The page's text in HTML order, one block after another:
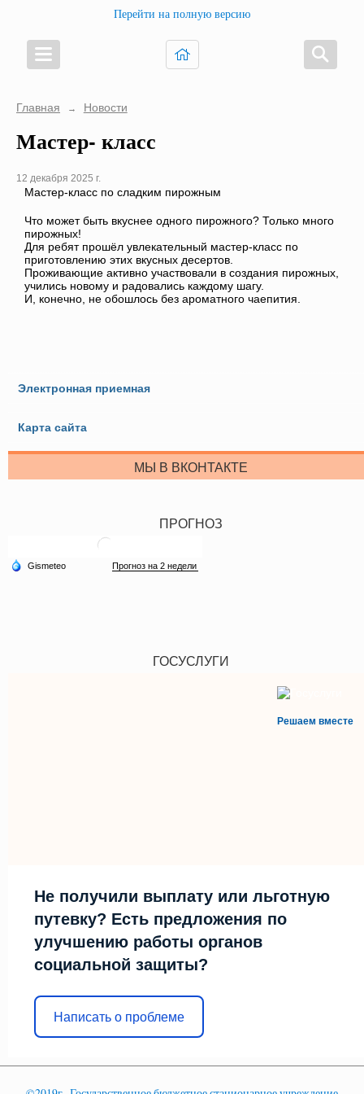
Перейти на полную версию
Главная → Новости
Мастер- класс
12 декабря 2025 г.
Мастер-класс по сладким пирожным
Что может быть вкуснее одного пирожного? Только много
пирожных!
Для ребят прошёл увлекательный мастер-класс по
приготовлению этих вкусных десертов.
Проживающие активно участвовали в создания пирожных,
учились новому и радовались каждому шагу.
И, конечно, не обошлось без ароматного чаепития.
Электронная приемная
Карта сайта
МЫ В ВКОНТАКТЕ
ПРОГНОЗ
ГОСУСЛУГИ
Решаем вместе
Не получили выплату или льготную
путевку? Есть предложения по
улучшению работы органов
социальной защиты?
Написать о проблеме